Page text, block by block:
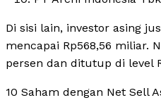
Di sisi lain, investor asing
mencapai Rp568,56 miliar.
persen dan ditutup di level
10 Saham dengan Net Sell